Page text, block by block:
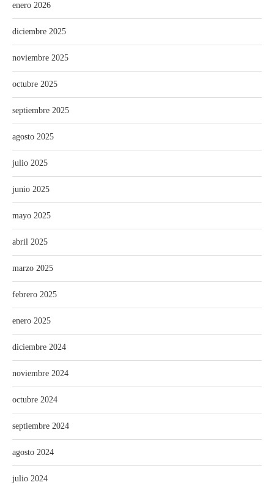
enero 2026
diciembre 2025
noviembre 2025
octubre 2025
septiembre 2025
agosto 2025
julio 2025
junio 2025
mayo 2025
abril 2025
marzo 2025
febrero 2025
enero 2025
diciembre 2024
noviembre 2024
octubre 2024
septiembre 2024
agosto 2024
julio 2024